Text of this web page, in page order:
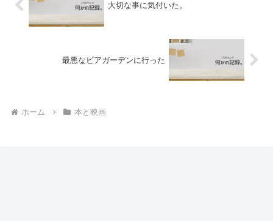
大切な事に気付いた。
最悪なビアガーデンに行った
ホーム 本と映画